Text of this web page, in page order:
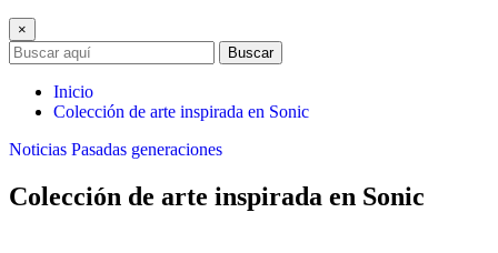
×
Buscar
Inicio
Colección de arte inspirada en Sonic
Noticias Pasadas generaciones
Colección de arte inspirada en Sonic